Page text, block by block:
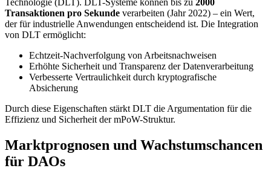
Technologie (DLT). DLT-Systeme können bis zu 2000
Transaktionen pro Sekunde verarbeiten (Jahr 2022) – ein Wert,
der für industrielle Anwendungen entscheidend ist. Die Integration
von DLT ermöglicht:
Echtzeit-Nachverfolgung von Arbeitsnachweisen
Erhöhte Sicherheit und Transparenz der Datenverarbeitung
Verbesserte Vertraulichkeit durch kryptografische
Absicherung
Durch diese Eigenschaften stärkt DLT die Argumentation für die
Effizienz und Sicherheit der mPoW-Struktur.
Marktprognosen und Wachstumschancen
für DAOs